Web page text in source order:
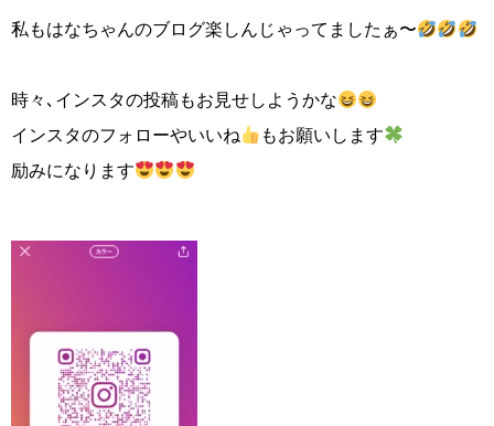
私もはなちゃんのブログ楽しんじゃってましたぁ〜
時々､インスタの投稿もお見せしようかな
インスタのフォローやいいね
もお願いします
励みになります